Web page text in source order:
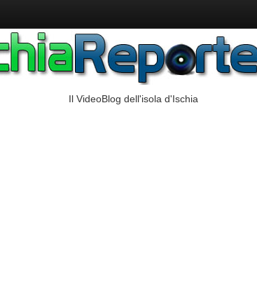
Il VideoBlog dell'isola d'Ischia